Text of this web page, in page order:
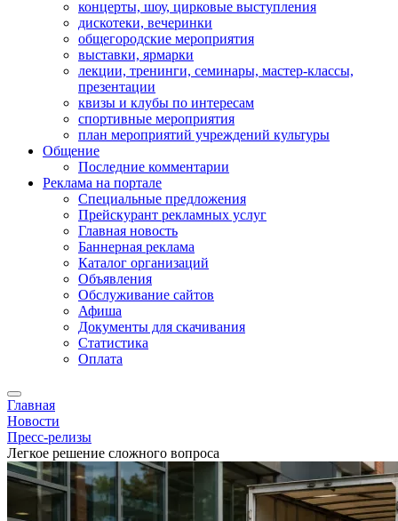
концерты, шоу, цирковые выступления
дискотеки, вечеринки
общегородские мероприятия
выставки, ярмарки
лекции, тренинги, семинары, мастер-классы,
презентации
квизы и клубы по интересам
спортивные мероприятия
план мероприятий учреждений культуры
Общение
Последние комментарии
Реклама на портале
Специальные предложения
Прейскурант рекламных услуг
Главная новость
Баннерная реклама
Каталог организаций
Объявления
Обслуживание сайтов
Афиша
Документы для скачивания
Статистика
Оплата
Главная
Новости
Пресс-релизы
Легкое решение сложного вопроса